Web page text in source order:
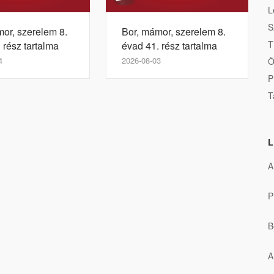
szerelem 8.
tartalma
Bor, mámor, szerelem 8.
évad 41. rész tartalma
2026-08-03